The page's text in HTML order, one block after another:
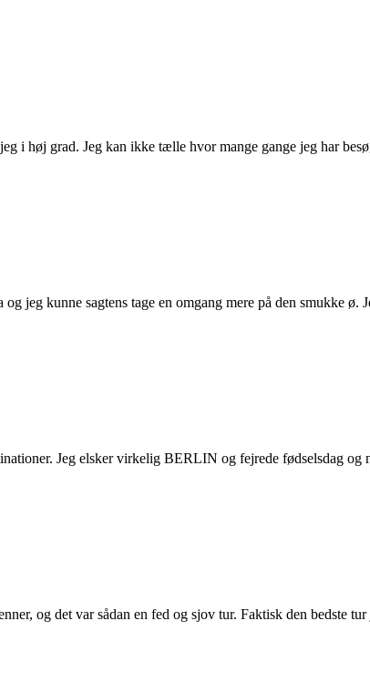
i høj grad. Jeg kan ikke tælle hvor mange gange jeg har
jeg kunne sagtens tage en omgang mere på den smukke
Jeg elsker virkelig BERLIN og fejrede fødselsdag
og det var sådan en fed og sjov tur. Faktisk den bedste